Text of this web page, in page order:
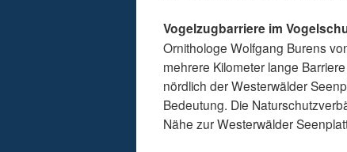
Vogelzugbarriere im
Ornithologe Wolfgang Burens
mehrere Kilometer lange
nördlich der Westerwälder
Bedeutung. Die
Nähe zur Westerwälder